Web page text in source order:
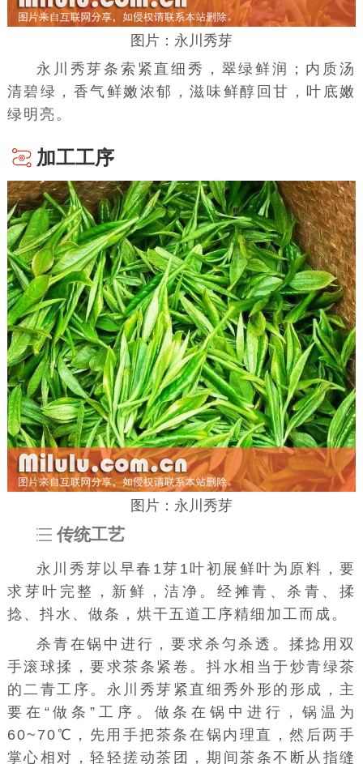
图片：永川秀芽
永川秀芽条索紧直细秀，翠绿鲜润；内质汤
清碧绿，香气鲜嫩浓郁，滋味鲜醇回甘，叶底嫩
绿明亮。
加工工序
图片：永川秀芽
传统工艺
永川秀芽以早春1芽1叶初展鲜叶为原料，要
求芽叶完整，新鲜，洁净。经摊青、杀青、揉
捻、抖水、做条，烘干五道工序精细加工而成。
杀青在锅中进行，要求杀匀杀透。揉捻用双
手滚球揉，要求茶条紧卷。抖水相当于炒青绿茶
的二青工序。永川秀芽紧直细秀外形的形成，主
要在“做条”工序。做条在锅中进行，锅温为
60~70℃，先用手把茶条在锅内理直，然后两手
掌心相对，轻轻搓动茶团，期间茶条不断从指缝